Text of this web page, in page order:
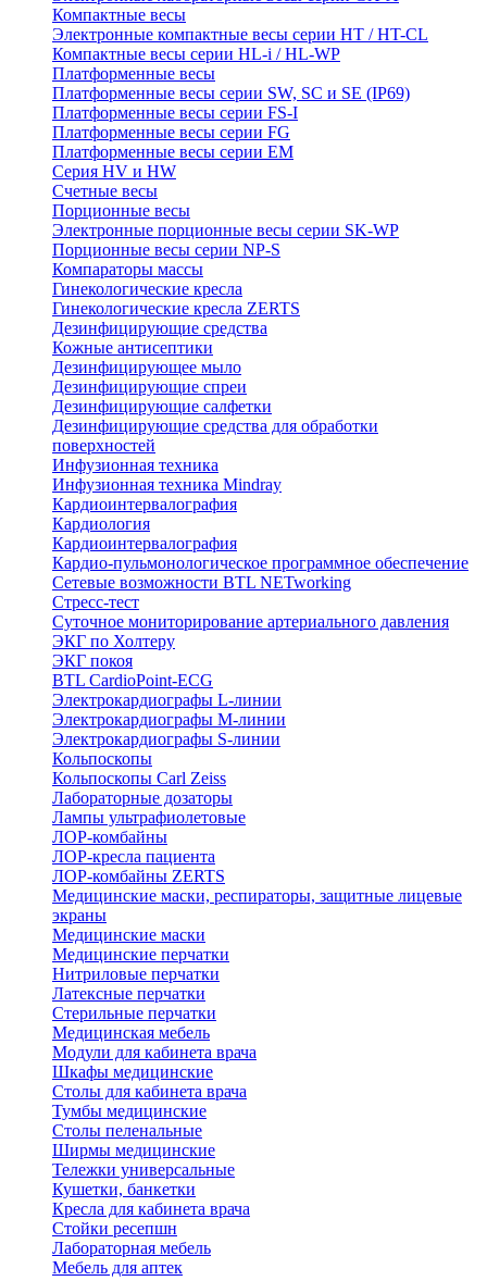
Компактные весы
Электронные компактные весы серии HT / HT-CL
Компактные весы серии HL-i / HL-WP
Платформенные весы
Платформенные весы серии SW, SC и SE (IP69)
Платформенные весы серии FS-I
Платформенные весы серии FG
Платформенные весы серии EM
Серия HV и HW
Счетные весы
Порционные весы
Электронные порционные весы серии SK-WP
Порционные весы серии NP-S
Компараторы массы
Гинекологические кресла
Гинекологические кресла ZERTS
Дезинфицирующие средства
Кожные антисептики
Дезинфицирующее мыло
Дезинфицирующие спреи
Дезинфицирующие салфетки
Дезинфицирующие средства для обработки
поверхностей
Инфузионная техника
Инфузионная техника Mindray
Кардиоинтервалография
Кардиология
Кардиоинтервалография
Кардио-пульмонологическое программное обеспечение
Сетевые возможности BTL NETworking
Стресс-тест
Суточное мониторирование артериального давления
ЭКГ по Холтеру
ЭКГ покоя
BTL CardioPoint-ECG
Электрокардиографы L-линии
Электрокардиографы M-линии
Электрокардиографы S-линии
Кольпоскопы
Кольпоскопы Carl Zeiss
Лабораторные дозаторы
Лампы ультрафиолетовые
ЛОР-комбайны
ЛОР-кресла пациента
ЛОР-комбайны ZERTS
Медицинские маски, респираторы, защитные лицевые
экраны
Медицинские маски
Медицинские перчатки
Нитриловые перчатки
Латексные перчатки
Стерильные перчатки
Медицинская мебель
Модули для кабинета врача
Шкафы медицинские
Столы для кабинета врача
Тумбы медицинские
Столы пеленальные
Ширмы медицинские
Тележки универсальные
Кушетки, банкетки
Кресла для кабинета врача
Стойки ресепшн
Лабораторная мебель
Мебель для аптек